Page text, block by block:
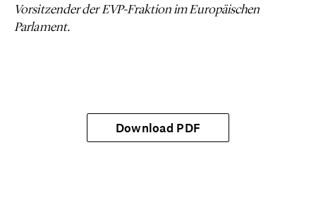
Vorsitzender der EVP-Fraktion im Europäischen
Parlament.
Download PDF